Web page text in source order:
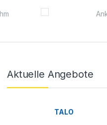
Aktuelle Angebote
TALO